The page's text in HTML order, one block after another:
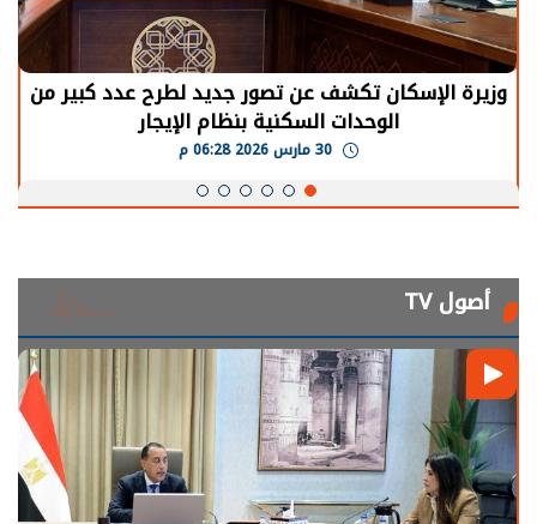
وزيرة الإسكان تكشف عن تصور جديد لطرح عدد كبير من
الوحدات السكنية بنظام الإيجار
أصول TV